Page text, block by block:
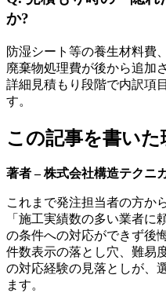
か?
防湿シート等の養生材料費
廃棄物処理費が後から追加
詳細見積もり段階で内訳項
す。
この記事を書いた
著者 – 株式会社構造テクニ
これまで発注担当者の方か
「施工実績数の多い業者に
の条件への対応ができず後
件数表示の落とし穴、難易
の対応経験の見落としが、
ます。